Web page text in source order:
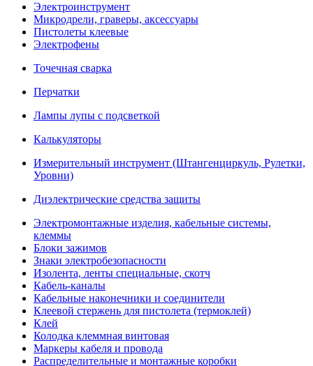
Электроинструмент
Микродрели, граверы, аксессуары
Пистолеты клеевые
Электрофены
Точечная сварка
Перчатки
Лампы лупы с подсветкой
Калькуляторы
Измерительный инструмент (Штангенциркуль, Рулетки,
Уровни)
Диэлектрические средства защиты
Электромонтажные изделия, кабельные системы,
клеммы
Блоки зажимов
Знаки электробезопасности
Изолента, ленты специальные, скотч
Кабель-каналы
Кабельные наконечники и соединители
Клеевой стержень для пистолета (термоклей)
Клей
Колодка клеммная винтовая
Маркеры кабеля и провода
Распределительные и монтажные коробки